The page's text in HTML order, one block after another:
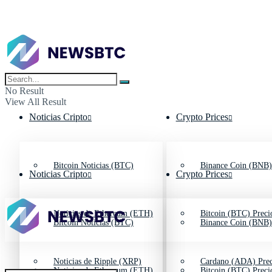
No Result
View All Result
Noticias Cripto
Bitcoin Noticias (BTC)
Noticias de Ethereum (ETH)
Noticias de Ripple (XRP)
Crypto Prices
Binance Coin
Bitcoin (BTC)
Cardano (ADA)
Noticias Cripto
Bitcoin Noticias (BTC)
Crypto Prices
Binance Coin